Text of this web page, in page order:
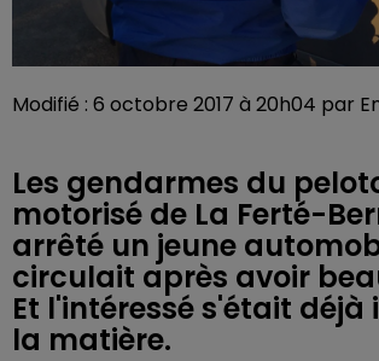
Modifié : 6 octobre 2017 à 20h04 par
Les gendarmes du
motorisé de La Ferté-
arrêté un jeune
circulait après avoir
Et l'intéressé s'était déjà
la matière.